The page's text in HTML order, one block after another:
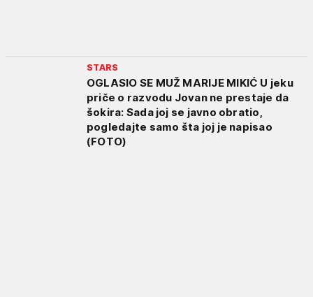
STARS
OGLASIO SE MUŽ MARIJE MIKIĆ U jeku
priče o razvodu Jovan ne prestaje da
šokira: Sada joj se javno obratio,
pogledajte samo šta joj je napisao
(FOTO)